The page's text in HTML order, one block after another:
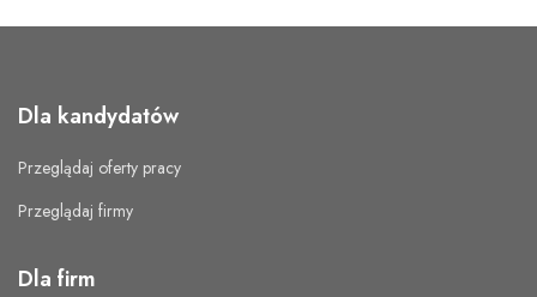
Dla kandydatów
Przeglądaj oferty pracy
Przeglądaj firmy
Dla firm